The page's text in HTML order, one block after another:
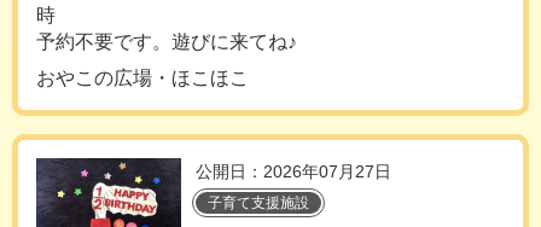
時
予約不要です。遊びに来てね♪
おやこの広場・ほこほこ
公開日：2026年07月27日
子育て支援施設